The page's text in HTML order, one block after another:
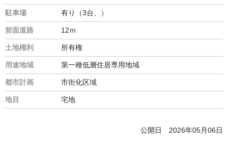
駐車場 有り（3台、）
前面道路 12ｍ
土地権利 所有権
用途地域 第一種低層住居専用地域
都市計画 市街化区域
地目 宅地
公開日 2026年05月06日